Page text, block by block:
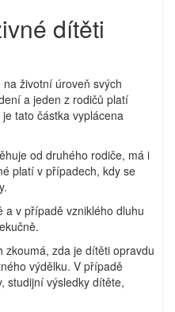
dítěti
životní úroveň svých
a jeden z rodičů platí
tato částka vyplácena
od druhého rodiče, má i
platí v případech, kdy se
a v případě vzniklého dluhu
zkoumá, zda je dítěti opravdu
výdělku. V případě
studijní výsledky dítěte,